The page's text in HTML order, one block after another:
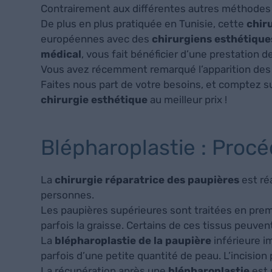
Contrairement aux différentes autres
De plus en plus pratiquée en Tunisie, cette
européennes avec des chirurgiens
médical, vous fait bénéficier d’une prestation
Vous avez récemment remarqué l’apparition des
Faites nous part de votre besoins, et comptez
chirurgie esthétique au meilleur prix !
Blépharoplastie :
La chirurgie réparatrice des paupières est
personnes.
Les paupières supérieures sont traitées en
parfois la graisse. Certains de ces tissus
La blépharoplastie de la paupière inférieure
parfois d’une petite quantité de peau.